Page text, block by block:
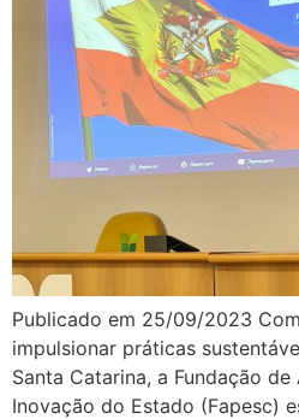
Publicado em 25/09/2023
impulsionar práticas
Santa Catarina, a Fundação
Inovação do Estado (Fapesc)